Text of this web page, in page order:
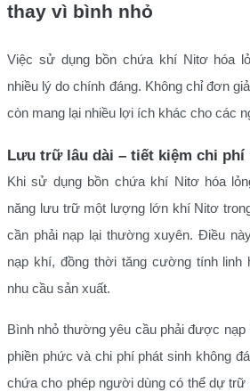
thay vì bình nhỏ
Việc sử dụng bồn chứa khí Nitơ hóa
nhiều lý do chính đáng. Không chỉ đơn
còn mang lại nhiều lợi ích khác cho các
Lưu trữ lâu dài – tiết kiệm chi phí
Khi sử dụng bồn chứa khí Nitơ hóa
năng lưu trữ một lượng lớn khí Nitơ
cần phải nạp lại thường xuyên. Điều
nạp khí, đồng thời tăng cường tính linh
nhu cầu sản xuất.
Bình nhỏ thường yêu cầu phải được nạp
phiền phức và chi phí phát sinh không
chứa cho phép người dùng có thể dự